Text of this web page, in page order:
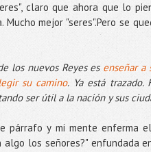
claro que ahora que lo
mejor "seres".Pero se
los nuevos Reyes es enseñar
su camino. Ya está trazado.
ser útil a la nación y sus
párrafo y mi mente enferma
algo los señores?" enfundada